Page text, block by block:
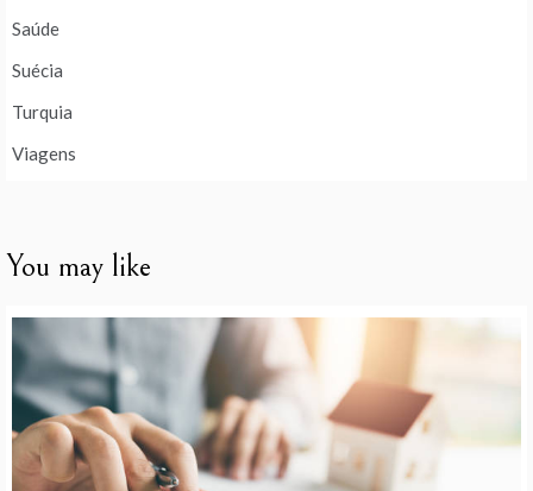
Saúde
Suécia
Turquia
Viagens
You may like